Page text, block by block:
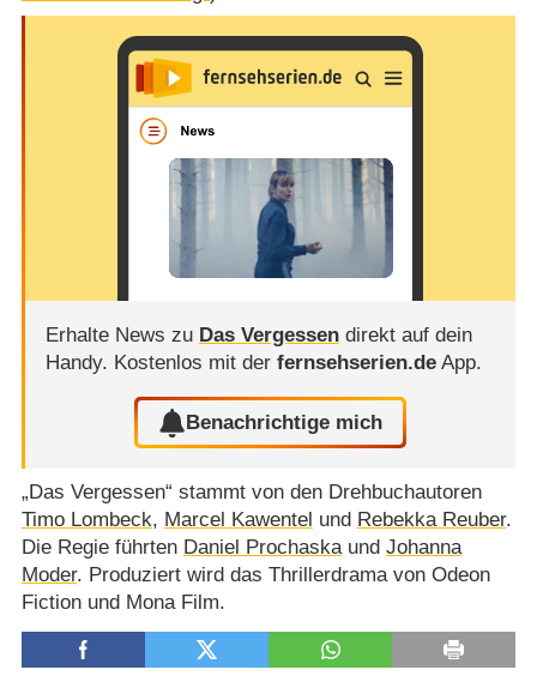
Erhalte News zu Das Vergessendirekt auf dein
Handy. Kostenlos mit der fernsehserien.deApp.
Benachrichtige mich
„Das Vergessen“ stammt von den Drehbuchautoren
Timo Lombeck, Marcel Kawentel und Rebekka Reuber.
Die Regie führten Daniel Prochaskaund Johanna
Moder. Produziert wird das Thrillerdrama von Odeon
Fiction und Mona Film.